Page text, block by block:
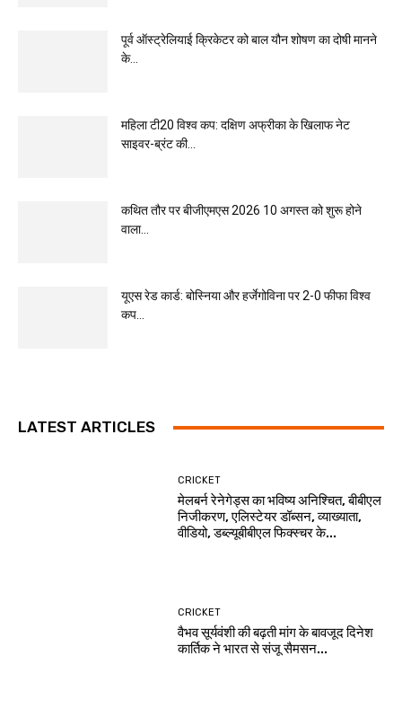
पूर्व ऑस्ट्रेलियाई क्रिकेटर को बाल यौन शोषण का दोषी मानने
के...
महिला टी20 विश्व कप: दक्षिण अफ्रीका के खिलाफ नेट
साइवर-ब्रंट की...
कथित तौर पर बीजीएमएस 2026 10 अगस्त को शुरू होने
वाला...
यूएस रेड कार्ड: बोस्निया और हर्जेगोविना पर 2-0 फीफा विश्व
कप...
LATEST ARTICLES
CRICKET
मेलबर्न रेनेगेड्स का भविष्य अनिश्चित, बीबीएल
निजीकरण, एलिस्टेयर डॉब्सन, व्याख्याता,
वीडियो, डब्ल्यूबीबीएल फिक्स्चर के...
CRICKET
वैभव सूर्यवंशी की बढ़ती मांग के बावजूद दिनेश
कार्तिक ने भारत से संजू सैमसन...